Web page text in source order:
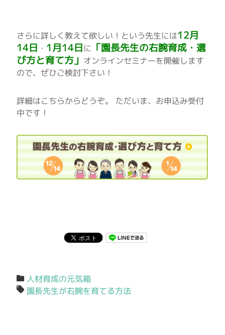
さらに詳しく教えて欲しい！という先生には12月
14日 ・ 1月14日に 「園長先生の右腕育成・選
び方と育て方」 オンラインセミナーを開催します
ので、ぜひご検討下さい！
詳細はこちらからどうぞ。 ただいま、お申込み受付
中です！
人材育成の元気箱
園長先生が右腕を育てる方法